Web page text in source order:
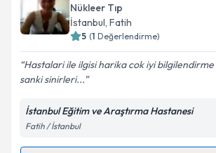
E-posta Adresiniz
kapsamda işlenmesini kabul
Nükleer Tıp
İstanbul, Fatih
5 (1 Değerlendirme)
Hastalari ile ilgisi harika cok iyi
sanki sinirleri...
İstanbul Eğitim ve Araştırma Hastanesi
Fatih / İstanbul